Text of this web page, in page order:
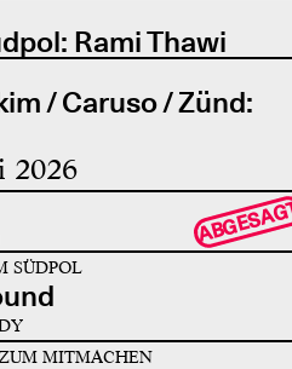
Rami Thawi
/ Caruso / Zünd:
2026
SÜDPOL
MITMACHEN